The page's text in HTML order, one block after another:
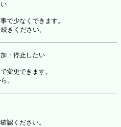
で少なくできます。
きください。
・停止したい
変更できます。
。
認ください。